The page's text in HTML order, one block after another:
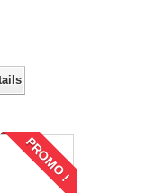
PROMO !